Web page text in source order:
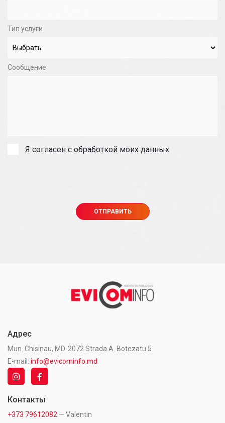
Тип услуги
Сообщение
Я согласен с обработкой моих данных
Адрес
Mun. Chisinau, MD-2072 Strada A. Botezatu 5
E-mail: info@evicominfo.md
Контакты
+373 79612082 — Valentin